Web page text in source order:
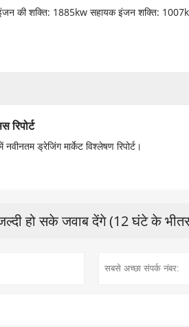
की शक्ति: 1885kw सहायक इंजन शक्ति:
रिपोर्ट
ड्रेजिंग मार्केट विश्लेषण रिपोर्ट।
हो सके जवाब देंगे (12 घंटे के